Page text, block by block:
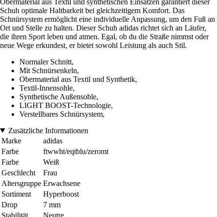
Schuh optimale Haltbarkeit bei gleichzeitigem Komfort. Das
Schnürsystem ermöglicht eine individuelle Anpassung, um den Fuß an
Ort und Stelle zu halten. Dieser Schuh adidas richtet sich an Läufer,
die ihren Sport leben und atmen. Egal, ob du die Straße nimmst oder
neue Wege erkundest, er bietet sowohl Leistung als auch Stil.
Normaler Schnitt,
Mit Schnürsenkeln,
Obermaterial aus Textil und Synthetik,
Textil-Innensohle,
Synthetische Außensohle,
LIGHT BOOST-Technologie,
Verstellbares Schnürsystem,
Zusätzliche Informationen
Marke
adidas
Farbe
ftwwht/eqtblu/zeromt
Farbe
Weiß
Geschlecht
Frau
Altersgruppe Erwachsene
Sortiment
Hyperboost
Drop
7 mm
Stabilität
Neutre